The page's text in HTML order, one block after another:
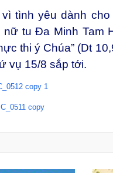
tình yêu dành cho
tu Đa Minh Tam
thi ý Chúa” (Dt
vụ 15/8 sắp tới.